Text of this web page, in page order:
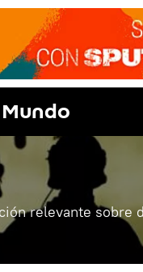
Mundo
relevante sobre